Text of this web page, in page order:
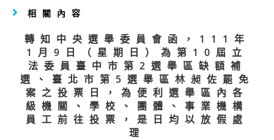
相關內容
轉知中央選舉委員會函，111年
1月9日（星期日）為第10屆立
法委員臺中市第2選舉區缺額補
選、臺北市第5選舉區林昶佐罷免
案之投票日，為便利選舉區內各
級機關、學校、團體、事業機構
員工前往投票，是日均以放假處
理